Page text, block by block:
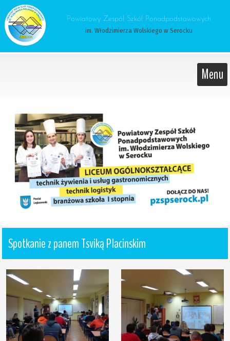
Powiatowy Zespół Szkół Ponadpodstawowych
im. Włodzimierza Wolskiego w Serocku
Menu
Spotkanie z panem Tsviką Placinskim